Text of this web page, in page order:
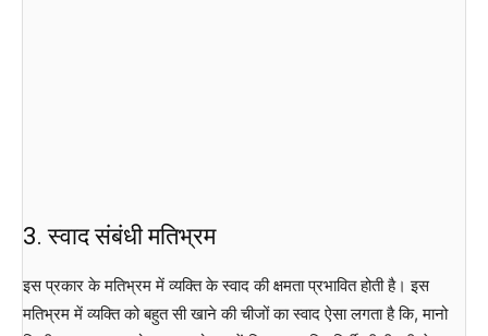
3. स्वाद संबंधी मतिभ्रम
इस प्रकार के मतिभ्रम में व्यक्ति के स्वाद की क्षमता प्रभावित होती है। इस
मतिभ्रम में व्यक्ति को बहुत सी खाने की चीजों का स्वाद ऐसा लगता है कि, मानो